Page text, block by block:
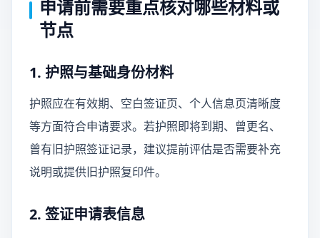
申请前需要重点核对哪些材料或
节点
1. 护照与基础身份材料
护照应在有效期、空白签证页、个人信息页清晰度
等方面符合申请要求。若护照即将到期、曾更名、
曾有旧护照签证记录，建议提前评估是否需要补充
说明或提供旧护照复印件。
2. 签证申请表信息